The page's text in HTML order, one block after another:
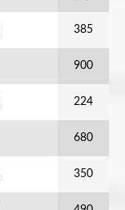
385
900
224
680
350